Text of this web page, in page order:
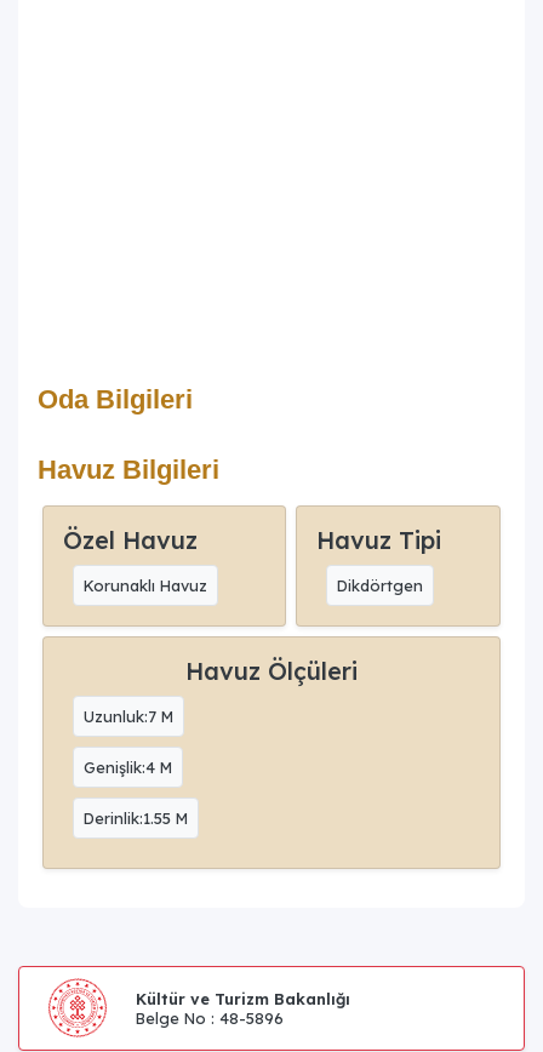
Oda Bilgileri
Havuz Bilgileri
Özel Havuz
Korunaklı Havuz
Havuz Tipi
Dikdörtgen
Havuz Ölçüleri
Uzunluk:7 M
Genişlik:4 M
Derinlik:1.55 M
Kültür ve Turizm Bakanlığı
Belge No : 48-5896